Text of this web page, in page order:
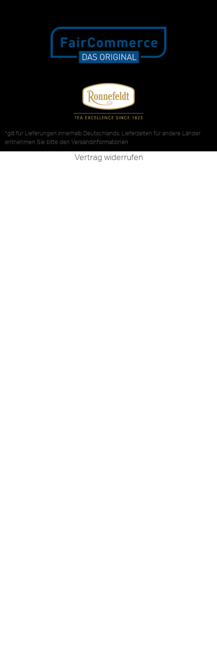
*gilt für Lieferungen innerhalb Deutschlands, Lieferzeiten für andere Länder
entnehmen Sie bitte den Versandinformationen
Vertrag widerrufen